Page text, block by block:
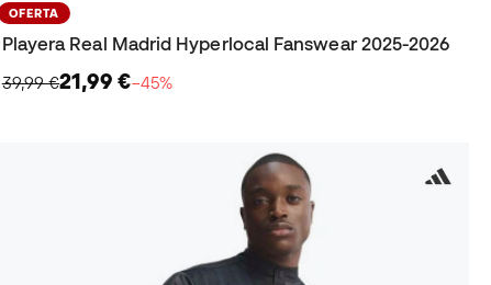
OFERTA
Playera Real Madrid Hyperlocal Fanswear 2025-2026
39,99 €21,99 €−45%